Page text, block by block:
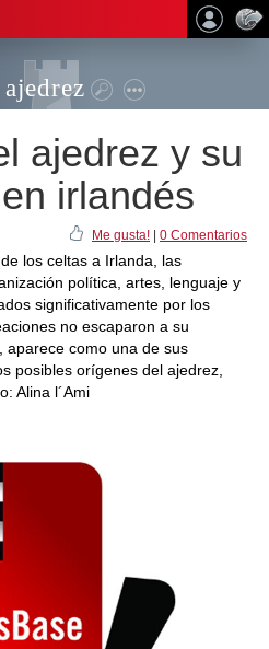
ajedrez y su
irlandés
Me gusta! 0 Comentarios
los celtas a Irlanda, las
política, artes, lenguaje y
significativamente por los
no escaparon a su
aparece como una de sus
posibles orígenes del ajedrez,
Alina l´Ami